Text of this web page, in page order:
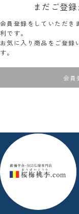
まだご登
会員登録をしていただき
利です。
お気に入り商品をご登録
す。
会員